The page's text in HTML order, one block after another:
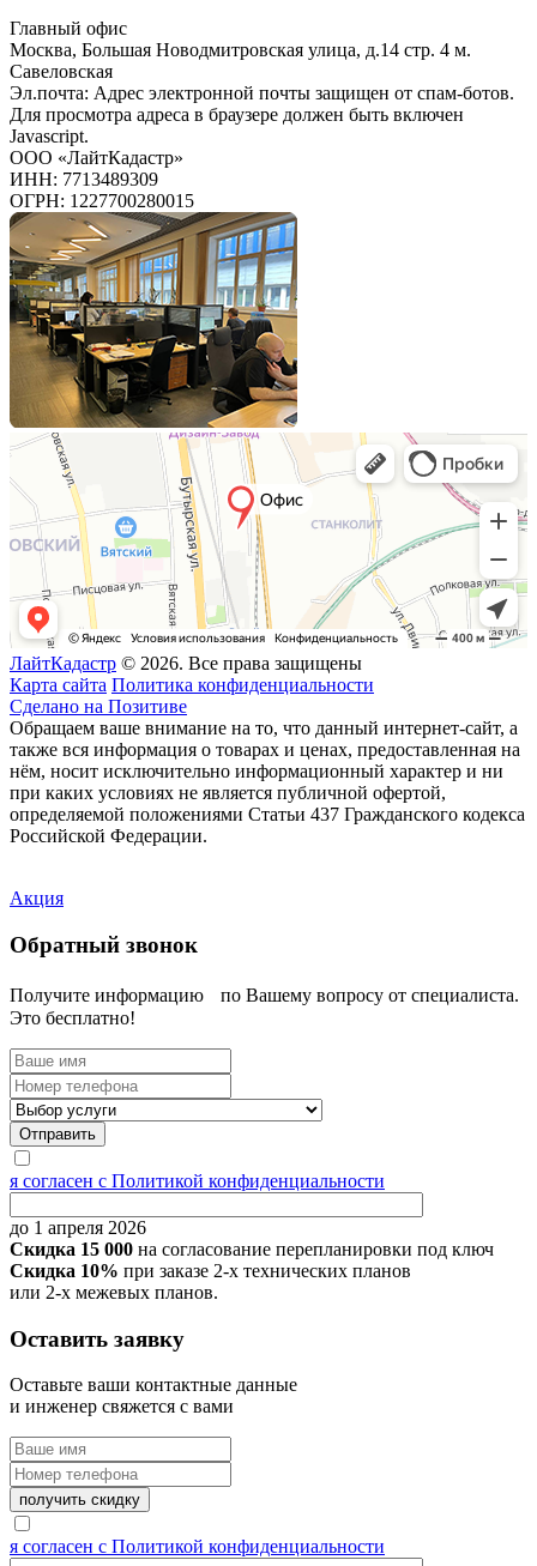
Главный офис
Москва, Большая Новодмитровская улица, д.14 стр. 4 м.
Савеловская
Эл.почта: Адрес электронной почты защищен от спам-ботов.
Для просмотра адреса в браузере должен быть включен
Javascript.
ООО «ЛайтКадастр»
ИНН: 7713489309
ОГРН: 1227700280015
ЛайтКадастр © 2026. Все права защищены
Карта сайта Политика конфиденциальности
Сделано на Позитиве
Обращаем ваше внимание на то, что данный интернет-сайт, а
также вся информация о товарах и ценах, предоставленная на
нём, носит исключительно информационный характер и ни
при каких условиях не является публичной офертой,
определяемой положениями Статьи 437 Гражданского кодекса
Российской Федерации.
Акция
Обратный звонок
Получите информацию по Вашему вопросу от специалиста.
Это бесплатно!
я согласен с Политикой конфиденциальности
до 1 апреля 2026
Скидка 15 000 на согласование перепланировки под ключ
Скидка 10% при заказе 2-х технических планов
или 2-х межевых планов.
Оставить заявку
Оставьте ваши контактные данные
и инженер свяжется с вами
я согласен с Политикой конфиденциальности